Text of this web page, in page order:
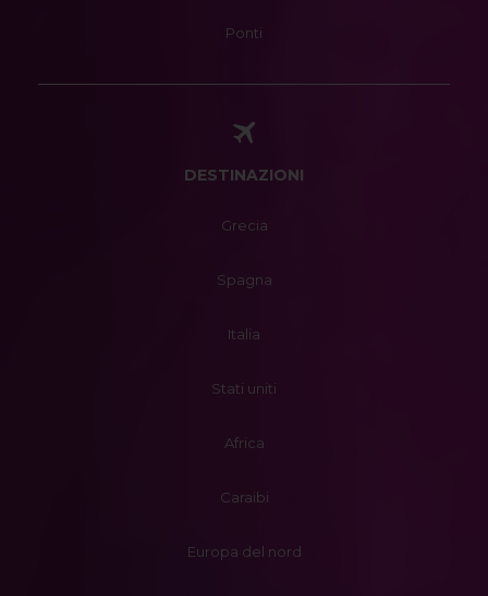
Ponti
DESTINAZIONI
Grecia
Spagna
Italia
Stati uniti
Africa
Caraibi
Europa del nord